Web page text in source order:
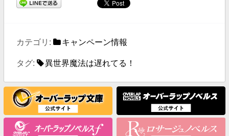
カテゴリ: キャンペーン情報
タグ: 異世界魔法は遅れてる！